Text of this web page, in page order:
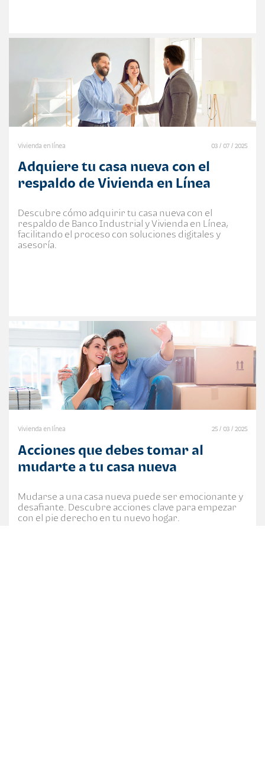
Vivienda en línea 03 / 07 / 2025
Adquiere tu casa nueva con el
respaldo de Vivienda en Línea
Descubre cómo adquirir tu casa nueva con el
respaldo de Banco Industrial y Vivienda en Línea,
facilitando el proceso con soluciones digitales y
asesoría.
Vivienda en línea 25 / 03 / 2025
Acciones que debes tomar al
mudarte a tu casa nueva
Mudarse a una casa nueva puede ser emocionante y
desafiante. Descubre acciones clave para empezar
con el pie derecho en tu nuevo hogar.